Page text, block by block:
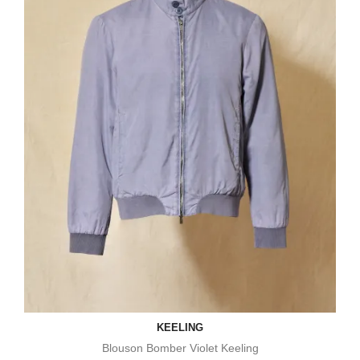
KEELING
Blouson Bomber Violet Keeling